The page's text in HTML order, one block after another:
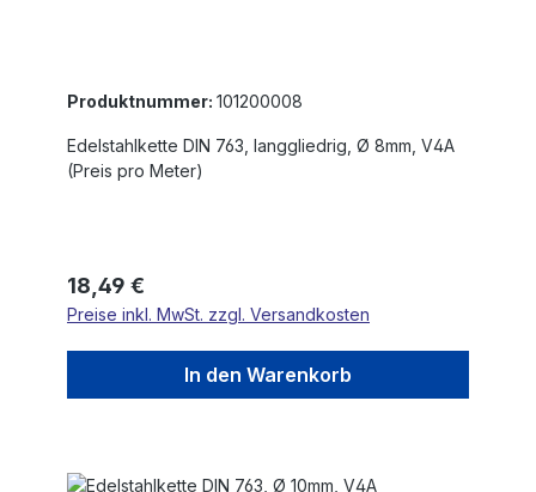
Produktnummer: 101200008
Edelstahlkette DIN 763, langgliedrig, Ø 8mm, V4A
(Preis pro Meter)
Regulärer Preis:
18,49 €
Preise inkl. MwSt. zzgl. Versandkosten
In den Warenkorb